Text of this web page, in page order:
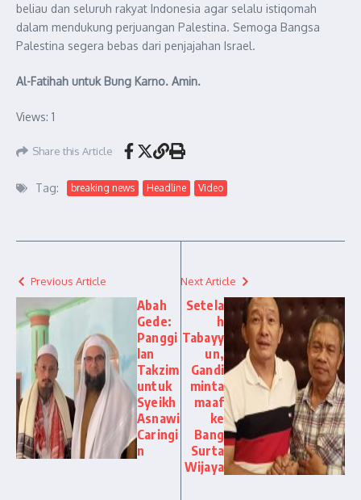
beliau dan seluruh rakyat Indonesia agar selalu istiqomah
dalam mendukung perjuangan Palestina. Semoga Bangsa
Palestina segera bebas dari penjajahan Israel.
Al-Fatihah untuk Bung Karno. Amin.
Views: 1
Share this Article
Tag: breaking news Headline Video
Previous Article
Abah
Gede:
Panggi
lan
Takzim
untuk
Syeikh
Asnawi
Caringi
n
Next Article
Setela
h
Tabayy
un,
Gandi
minta
maaf
ke
Bang
Surta
Wijaya